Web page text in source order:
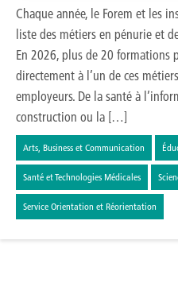
Chaque année, le Forem et les
liste des métiers en pénurie et
En 2026, plus de 20 formations
directement à l’un de ces
employeurs. De la santé à
construction ou la […]
Arts, Business et Communication
Santé et Technologies Médicales
Service Orientation et Réorientation